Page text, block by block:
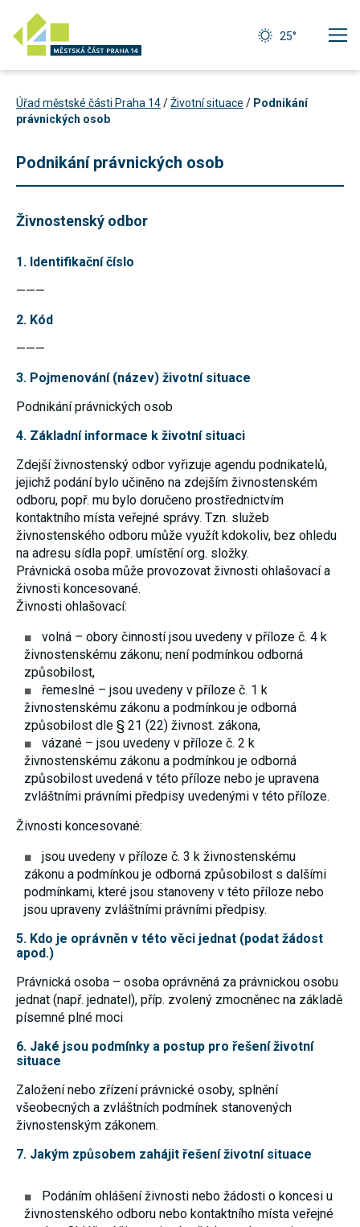
25°
Úřad městské části Praha 14/Životní situace / Podnikání
právnických osob
Podnikání právnických osob
Živnostenský odbor
1. Identifikační číslo
———
2. Kód
———
3. Pojmenování (název) životní situace
Podnikání právnických osob
4. Základní informace k životní situaci
Zdejší živnostenský odbor vyřizuje agendu podnikatelů,
jejichž podání bylo učiněno na zdejším živnostenském
odboru, popř. mu bylo doručeno prostřednictvím
kontaktního místa veřejné správy. Tzn. služeb
živnostenského odboru může využít kdokoliv, bez ohledu
na adresu sídla popř. umístění org. složky.
Právnická osoba může provozovat živnosti ohlašovací a
živnosti koncesované.
Živnosti ohlašovací:
volná – obory činností jsou uvedeny v příloze č. 4 k
živnostenskému zákonu; není podmínkou odborná
způsobilost,
řemeslné – jsou uvedeny v příloze č. 1 k
živnostenskému zákonu a podmínkou je odborná
způsobilost dle § 21 (22) živnost. zákona,
vázané – jsou uvedeny v příloze č. 2 k
živnostenskému zákonu a podmínkou je odborná
způsobilost uvedená v této příloze nebo je upravena
zvláštními právními předpisy uvedenými v této příloze.
Živnosti koncesované:
jsou uvedeny v příloze č. 3 k živnostenskému
zákonu a podmínkou je odborná způsobilost s dalšími
podmínkami, které jsou stanoveny v této příloze nebo
jsou upraveny zvláštními právními předpisy.
5. Kdo je oprávněn v této věci jednat (podat žádost
apod.)
Právnická osoba – osoba oprávněná za právnickou osobu
jednat (např. jednatel), příp. zvolený zmocněnec na základě
písemné plné moci
6. Jaké jsou podmínky a postup pro řešení životní
situace
Založení nebo zřízení právnické osoby, splnění
všeobecných a zvláštních podmínek stanovených
živnostenským zákonem.
7. Jakým způsobem zahájit řešení životní situace
Podáním ohlášení živnosti nebo žádosti o koncesi u
živnostenského odboru nebo kontaktního místa veřejné
nezbytné pro
správné
nabízí.
Váš souhlas s
využitím
technických
cookies na
našem webu.
Z tohoto
důvodu
technické
cookies
nemohou být
cookies
Analytické
cookies nám
umožňují
měření
výkonu
našeho webu
a našich
reklamních
a zdroje
návštěv
našich
internetových
stránek. Data
pomocí těchto
souhrnně,
bez použití
identifikátorů,
uživatelé
našeho webu.
používání
analytických
ztrácíme
výkonu a
optimalizace
našich